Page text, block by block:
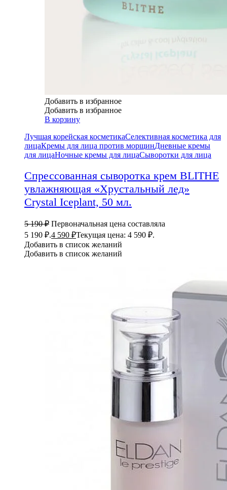
Добавить в избранное
Добавить в избранное
В корзину
Лучшая корейская косметикаСелективная косметика для
лицаКремы для лица против морщинДневные кремы
для лицаНочные кремы для лицаСыворотки для лица
Спрессованная сыворотка крем BLITHE
увлажняющая «Хрустальный лед»
Crystal Iceplant, 50 мл.
5 190₽ Первоначальная цена составляла
5 190 ₽.4 590 ₽Текущая цена: 4 590 ₽.
Добавить в список желаний
Добавить в список желаний